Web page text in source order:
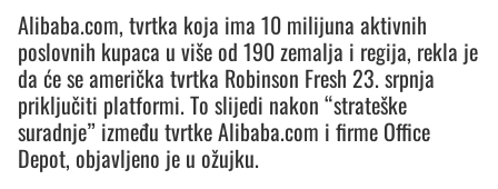
Alibaba.com, tvrtka koja ima 10 milijuna aktivnih
poslovnih kupaca u više od 190 zemalja i regija, rekla je
da će se američka tvrtka Robinson Fresh 23. srpnja
priključiti platformi. To slijedi nakon “strateške
suradnje” između tvrtke Alibaba.com i firme Office
Depot, objavljeno je u ožujku.